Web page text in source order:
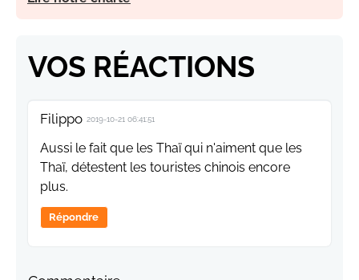
VOS RÉACTIONS
Filippo 2019-10-21 06:41:51
Aussi le fait que les Thaï qui n'aiment que les
Thaï, détestent les touristes chinois encore
plus.
Répondre